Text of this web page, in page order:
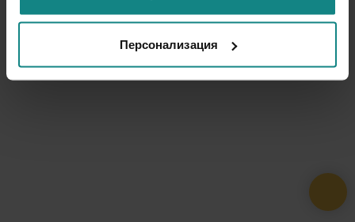
Персонализация